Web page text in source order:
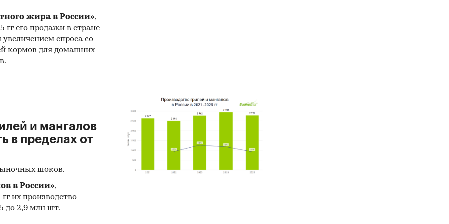
участников отечественного и мирового рынков.
исследований маркетинговых и консалтинговых
отраслевых учреждений и базы данных.
и базы данных статистики ООН (United Nations
Division: Commodity Trade Statistics, Industrial
Statistics, Food and Agriculture Organization и др.).
Международного Валютного Фонда (International
ВТО (World Trade Organization).
Организации экономического сотрудничества и
жира в России»,
гг его продажи в стране
спроса со
кормов для домашних
и мангалов
в пределах от
шоков.
в России»,
их производство
до 2,9 млн шт.